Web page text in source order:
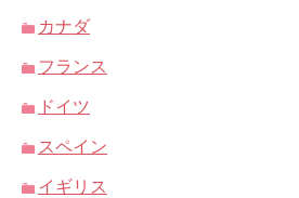
カナダ
フランス
ドイツ
スペイン
イギリス